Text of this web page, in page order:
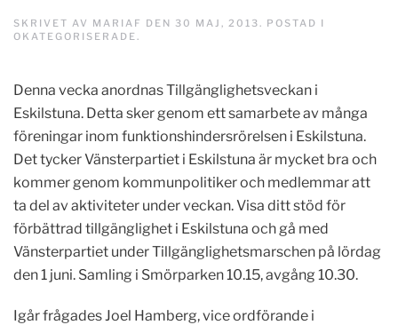
SKRIVET AV MARIAF DEN 30 MAJ, 2013. POSTAD I
OKATEGORISERADE.
Denna vecka anordnas Tillgänglighetsveckan i
Eskilstuna. Detta sker genom ett samarbete av många
föreningar inom funktionshindersrörelsen i Eskilstuna.
Det tycker Vänsterpartiet i Eskilstuna är mycket bra och
kommer genom kommunpolitiker och medlemmar att
ta del av aktiviteter under veckan. Visa ditt stöd för
förbättrad tillgänglighet i Eskilstuna och gå med
Vänsterpartiet under Tillgänglighetsmarschen på lördag
den 1 juni. Samling i Smörparken 10.15, avgång 10.30.
Igår frågades Joel Hamberg, vice ordförande i